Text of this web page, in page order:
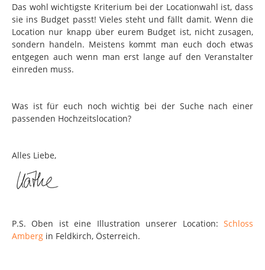
Das wohl wichtigste Kriterium bei der Locationwahl ist, dass
sie ins Budget passt! Vieles steht und fällt damit. Wenn die
Location nur knapp über eurem Budget ist, nicht zusagen,
sondern handeln. Meistens kommt man euch doch etwas
entgegen auch wenn man erst lange auf den Veranstalter
einreden muss.
Was ist für euch noch wichtig bei der Suche nach einer
passenden Hochzeitslocation?
Alles Liebe,
P.S. Oben ist eine Illustration unserer Location: Schloss
Amberg in Feldkirch, Österreich.